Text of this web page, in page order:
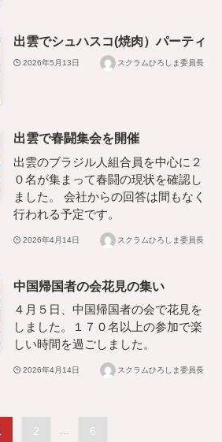
出雲でシュハスコ(焼肉）パーティ
2026年5月13日 スクラムひろしま委員長
出雲で春闘集会を開催
出雲のブラジル人組合員を中心に２
０名が集まって春闘の現状を確認し
ました。 会社からの回答は間もなく
行われる予定です。
2026年4月14日 スクラムひろしま委員長
中国帰国者の会花見の集い
４月５日、中国帰国者の会で花見を
しました。１７０名以上の参加で楽
しい時間を過ごしました。
2026年4月14日 スクラムひろしま委員長
2 6